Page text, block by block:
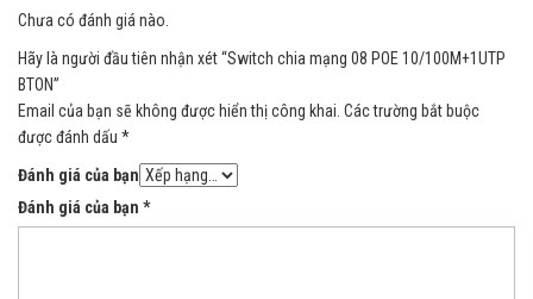
Chưa có đánh giá nào.
Hãy là người đầu tiên nhận xét “Switch chia mạng 08 POE 10/100M+1UTP
BTON”
Email của bạn sẽ không được hiển thị công khai. Các trường bắt buộc
được đánh dấu *
Đánh giá của bạn
Đánh giá của bạn *